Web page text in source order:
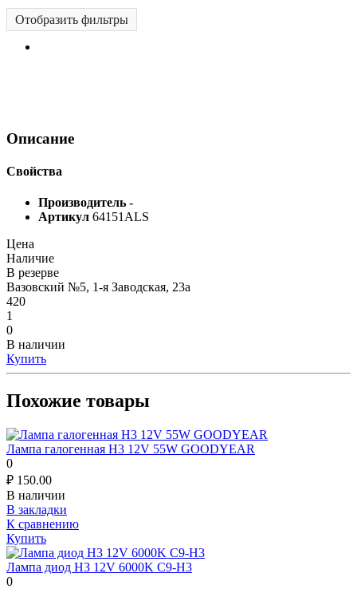
Отобразить фильтры
Описание
Свойства
Производитель -
Артикул 64151ALS
Цена
Наличие
В резерве
Вазовский №5, 1-я Заводская, 23а
420
1
0
В наличии
Купить
Похожие товары
Лампа галогенная H3 12V 55W GOODYEAR
0
₽ 150.00
В наличии
В закладки
К сравнению
Купить
Лампа диод H3 12V 6000K C9-H3
0